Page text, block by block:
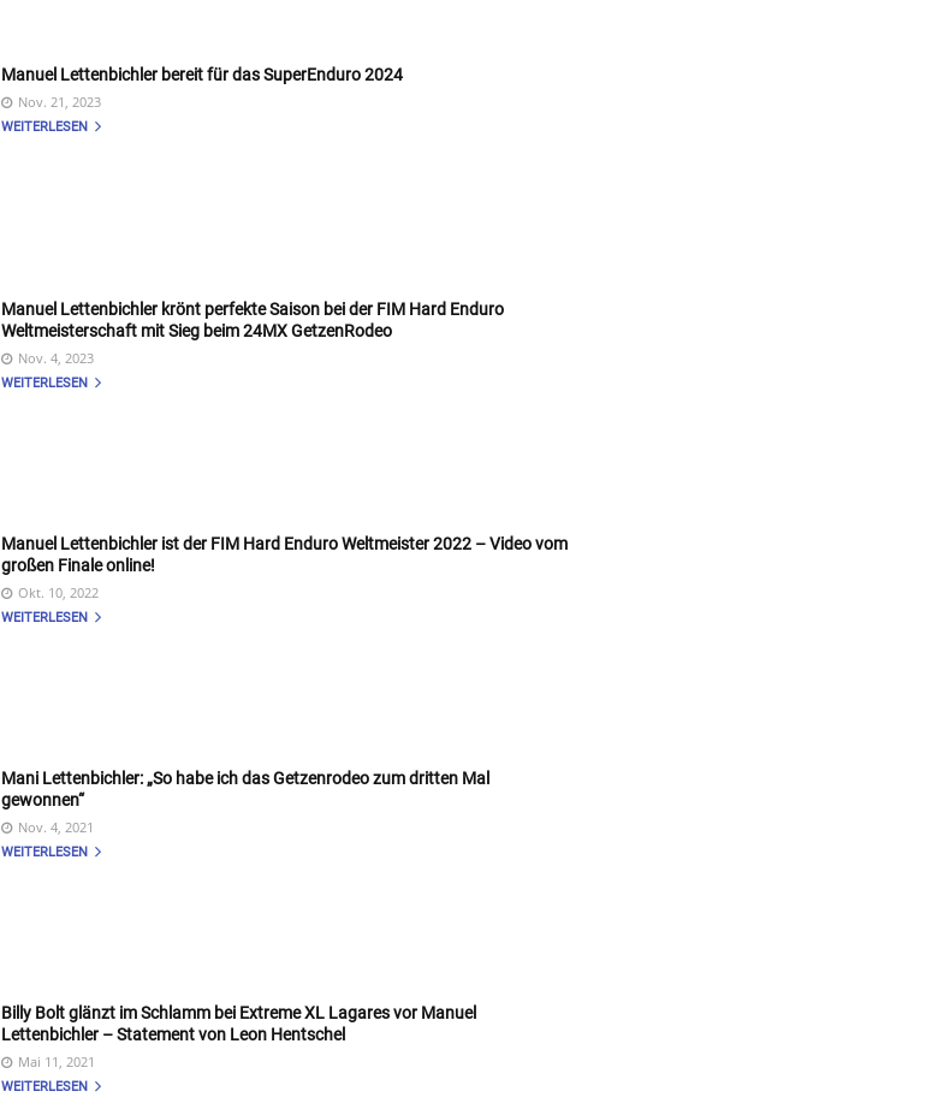
Manuel Lettenbichler bereit für das SuperEnduro 2024
Nov. 21, 2023
WEITERLESEN
Manuel Lettenbichler krönt perfekte Saison bei der FIM Hard Enduro
Weltmeisterschaft mit Sieg beim 24MX GetzenRodeo
Nov. 4, 2023
WEITERLESEN
Manuel Lettenbichler ist der FIM Hard Enduro Weltmeister 2022 – Video vom
großen Finale online!
Okt. 10, 2022
WEITERLESEN
Mani Lettenbichler: „So habe ich das Getzenrodeo zum dritten Mal
gewonnen“
Nov. 4, 2021
WEITERLESEN
Billy Bolt glänzt im Schlamm bei Extreme XL Lagares vor Manuel
Lettenbichler – Statement von Leon Hentschel
Mai 11, 2021
WEITERLESEN